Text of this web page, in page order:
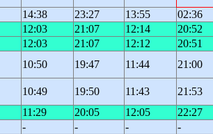
14:38 23:27 13:55 02:36
12:03 21:07 12:14 20:52
12:03 21:07 12:12 20:51
10:50 19:47 11:44 21:00
10:49 19:50 11:43 21:53
11:29 20:05 12:05 22:27
- - - -